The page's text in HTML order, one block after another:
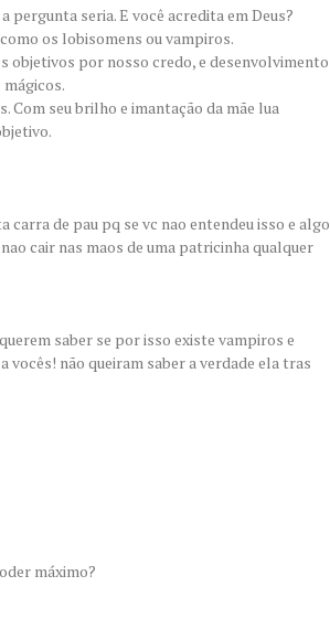
pergunta seria. E você acredita em Deus?
os lobisomens ou vampiros.
objetivos por nosso credo, e desenvolvimento
Com seu brilho e imantação da mãe lua
carra de pau pq se vc nao entendeu isso e algo
cair nas maos de uma patricinha qualquer
saber se por isso existe vampiros e
vocês! não queiram saber a verdade ela tras
máximo?